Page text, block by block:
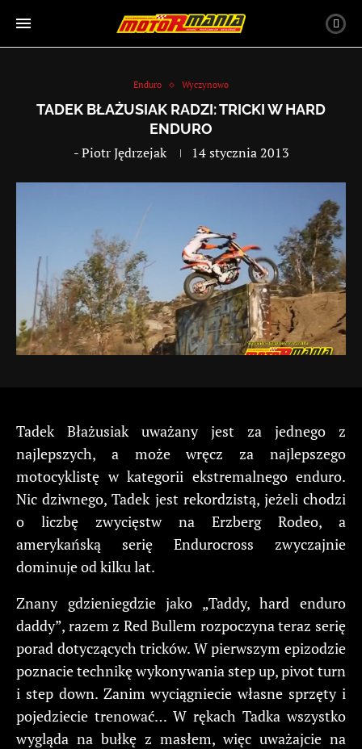
Enduro Wyczynowo
TADEK BŁAŻUSIAK RADZI: TRICKI W HARD
ENDURO
-Piotr Jędrzejak 14 stycznia 2013
Tadek Błażusiak uważany jest za jednego z
najlepszych, a może wręcz za najlepszego
motocyklistę w kategorii ekstremalnego enduro.
Nic dziwnego, Tadek jest rekordzistą, jeżeli chodzi
o liczbę zwycięstw na Erzberg Rodeo, a
amerykańską serię Endurocross zwyczajnie
dominuje od kilku lat.
Znany gdzieniegdzie jako „Taddy, hard enduro
daddy”, razem z Red Bullem rozpoczyna teraz serię
porad dotyczących tricków. W pierwszym epizodzie
poznacie technikę wykonywania step up, pivot turn
i step down. Zanim wyciągniecie własne sprzęty i
pojedziecie trenować… W rękach Tadka wszystko
wygląda na bułkę z masłem, więc uważajcie na